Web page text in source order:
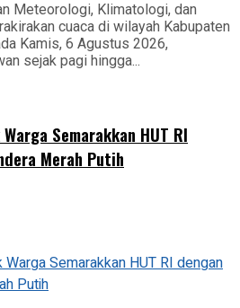
Meteorologi, Klimatologi, dan
cuaca di wilayah Kabupaten
Kamis, 6 Agustus 2026,
sejak pagi hingga...
Semarakkan HUT RI
Merah Putih